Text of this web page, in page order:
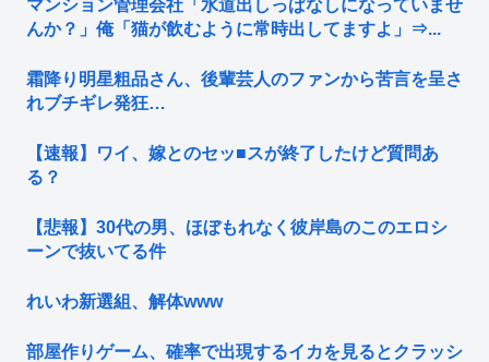
マンション管理会社「水道出しっぱなしになっていませ
んか？」俺「猫が飲むように常時出してますよ」⇒...
霜降り明星粗品さん、後輩芸人のファンから苦言を呈さ
れブチギレ発狂…
【速報】ワイ、嫁とのセッ■スが終了したけど質問あ
る？
【悲報】30代の男、ほぼもれなく彼岸島のこのエロシ
ーンで抜いてる件
れいわ新選組、解体www
部屋作りゲーム、確率で出現するイカを見るとクラッシ